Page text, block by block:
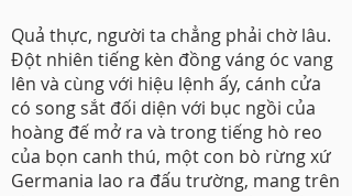
Quả thực, người ta chẳng phải chờ lâu.
Đột nhiên tiếng kèn đồng váng óc vang
lên và cùng với hiệu lệnh ấy, cánh cửa
có song sắt đối diện với bục ngồi của
hoàng đế mở ra và trong tiếng hò reo
của bọn canh thú, một con bò rừng xứ
Germania lao ra đấu trường, mang trên